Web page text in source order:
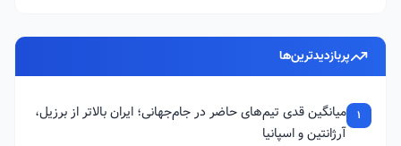
پربازدیدترین‌ها
1
میانگین قدی تیم‌های حاضر در جام‌جهانی؛ ایران بالاتر از برزیل،
آرژانتین و اسپانیا